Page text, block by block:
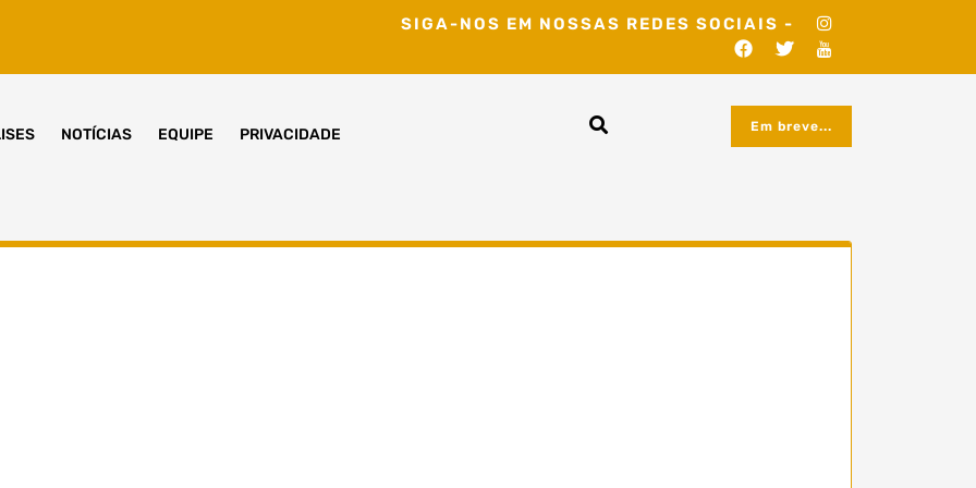
SIGA-NOS EM NOSSAS REDES SOCIAIS -
NOTÍCIAS EQUIPE PRIVACIDADE Em breve...